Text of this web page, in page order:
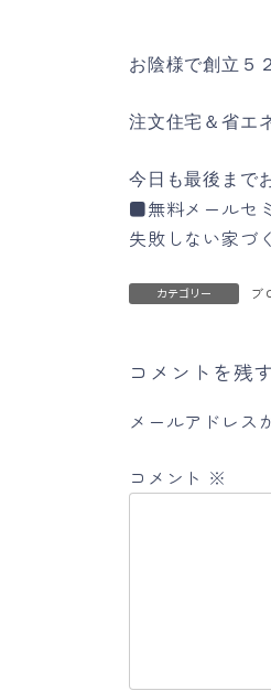
お陰様で創立５
注文住宅＆省エ
今日も最後まで
■無料メールセ
失敗しない家づ
カテゴリー ブ
コメントを残
メールアドレス
コメント ※